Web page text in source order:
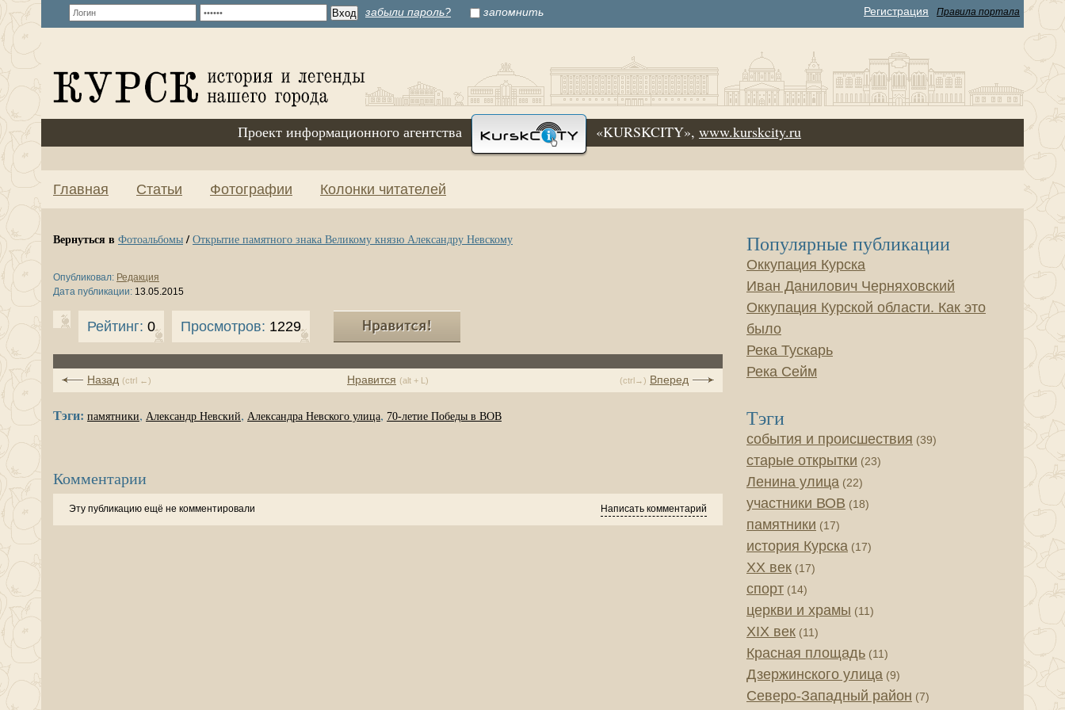
забыли пароль? запомнить Регистрация Правила портала
Проект информационного агентства «KURSKCITY», www.kurskcity.ru
Главная Статьи Фотографии Колонки читателей
Вернуться в Фотоальбомы/ Открытие памятного знака Великому князю Александру Невскому
Опубликовал: Редакция
Дата публикации: 13.05.2015
Рейтинг: 0 Просмотров: 1229
Нравится (alt + L)
Назад (ctrl ←) (ctrl→) Вперед
Тэги: памятники, Александр Невский, Александра Невского улица, 70-летие Победы в ВОВ
Комментарии
Эту публикацию ещё не комментировали Написать комментарий
Популярные публикации
Оккупация Курска
Иван Данилович Черняховский
Оккупация Курской области. Как это
было
Река Тускарь
Река Сейм
Тэги
события и происшествия (39)
старые открытки (23)
Ленина улица (22)
участники ВОВ (18)
памятники (17)
история Курска (17)
XX век (17)
спорт (14)
церкви и храмы (11)
XIX век (11)
Красная площадь (11)
Дзержинского улица (9)
Северо-Западный район (7)